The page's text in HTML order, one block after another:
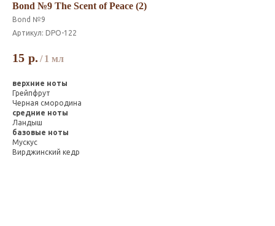
Bond №9 The Scent of Peace (2)
Bond №9
Артикул: DPO-122
15 р. / 1 мл
верхние ноты
Грейпфрут
Черная смородина
средние ноты
Ландыш
базовые ноты
Мускус
Вирджинский кедр